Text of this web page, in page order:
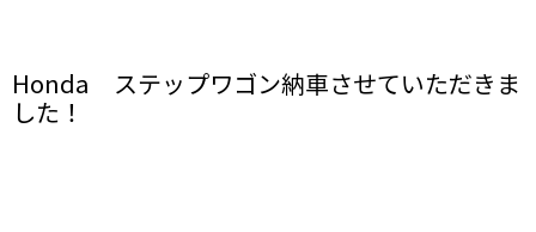
Honda ステップワゴン納車させていただきま
した！